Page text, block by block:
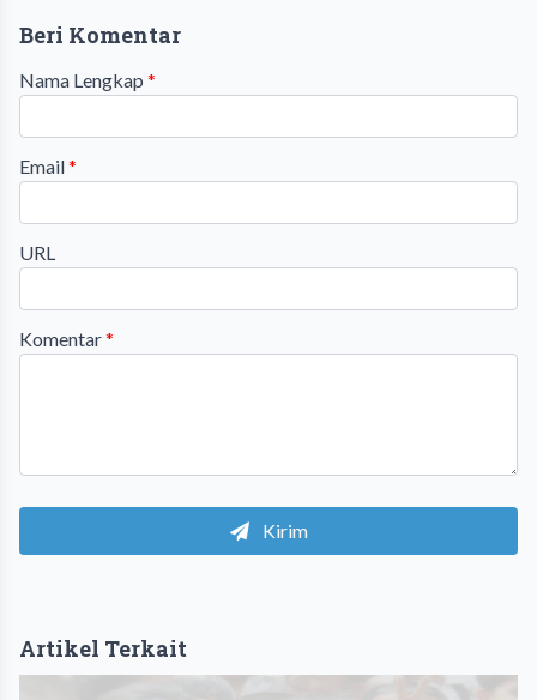
Beri Komentar
Nama Lengkap *
Email*
URL
Komentar*
Kirim
Artikel Terkait